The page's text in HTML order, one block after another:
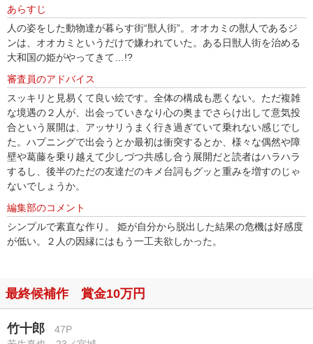
あらすじ
人の姿をした動物達が暮らす街“獣人街”。オオカミの獣人であるジ
ンは、オオカミというだけで嫌われていた。ある日獣人街を治める
大和国の姫がやってきて…!?
審査員のアドバイス
スッキリと見易くて良い絵です。全体の構成も悪くない。ただ複雑
な境遇の２人が、出会っていきなり心の奥までさらけ出して意気投
合という展開は、アッサリうまく行き過ぎていて乗れない感じでし
た。ハプニングで出会うとか最初は衝突するとか、様々な偶然や障
壁や葛藤を乗り越えて少しづつ共感し合う展開だと読者はハラハラ
するし、後半のただの友達だのキメ台詞もグッと重みを増すのじゃ
ないでしょうか。
編集部のコメント
シンプルで素直な作り。 姫が自分から脱出した結果の危機は好感度
が低い。２人の因縁にはもう一工夫欲しかった。
最終候補作 賞金10万円
竹十郎 47P